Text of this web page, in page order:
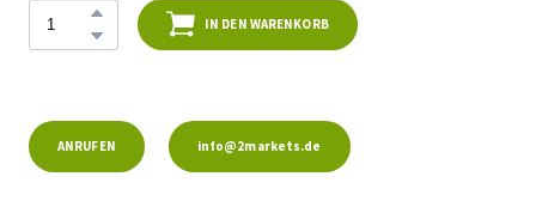
IN DEN WARENKORB
ANRUFEN info@2markets.de